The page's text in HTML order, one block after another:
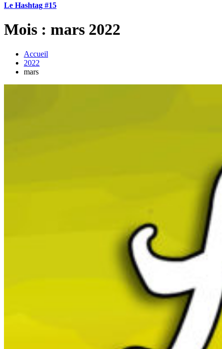
Le Hashtag #15
Mois : mars 2022
Accueil
2022
mars